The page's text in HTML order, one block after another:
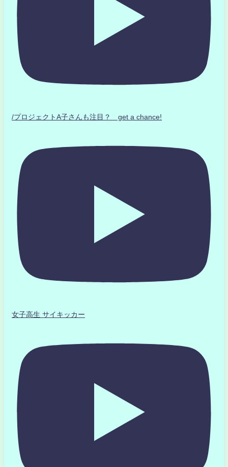
/プロジェクトA子さんも注目？ get a chance!
女子高生 サイキッカー